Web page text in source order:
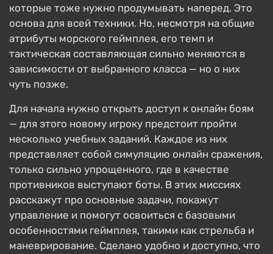
которые тоже нужно продумывать наперед. Это
основа для всей техники. Но, несмотря на общие
атрибуты морского геймплея, его темп и
тактическая составляющая сильно меняются в
зависимости от выбранного класса — но о них
чуть позже.
Для начала нужно открыть доступ к онлайн боям
— для этого новому игроку предстоит пройти
несколько учебных заданий. Каждое из них
представляет собой симуляцию онлайн сражения,
только сильно упрощенного, где в качестве
противников выступают боты. В этих миссиях
расскажут про основные задачи, покажут
управление и помогут освоиться с базовыми
особенностями геймплея, такими как стрельба и
маневрирование. Сделано удобно и доступно, что